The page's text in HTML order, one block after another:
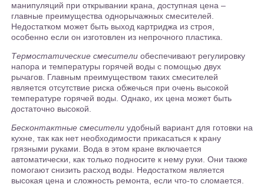
манипуляций при открывании крана, доступная цена –
главные преимущества однорычажных смесителей.
Недостатком может быть выход картриджа из строя,
особенно если он изготовлен из непрочного пластика.
Термостатические смесители обеспечивают регулировку
напора и температуры горячей воды с помощью двух
рычагов. Главным преимуществом таких смесителей
является отсутствие риска обжечься при очень высокой
температуре горячей воды. Однако, их цена может быть
достаточно высокой.
Бесконтактные смесители удобный вариант для готовки на
кухне, так как нет необходимости прикасаться к крану
грязными руками. Вода в этом кране включается
автоматически, как только подносите к нему руки. Они также
помогают снизить расход воды. Недостатком является
высокая цена и сложность ремонта, если что-то сломается.